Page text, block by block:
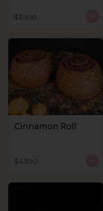
$3.500
Cinnamon Roll
$4.500